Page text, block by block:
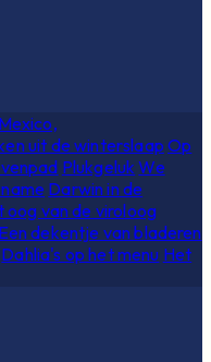
Mexico,
uit de winterslaap Op
Plukgeluk We
Darwin in de
oog van de viroloog
Een dekentje van bladeren
Dahlia's op het menu Het